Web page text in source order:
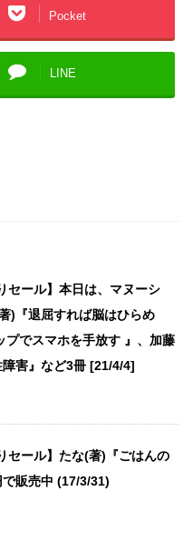
Pocket
LINE
セール】本日は、マヌーシ
)『退屈すれば脳はひらめ
でスマホを手放す 』、加藤
害』など3冊 [21/4/4]
セール】たな(著)『ごはんの
販売中 (17/3/31)